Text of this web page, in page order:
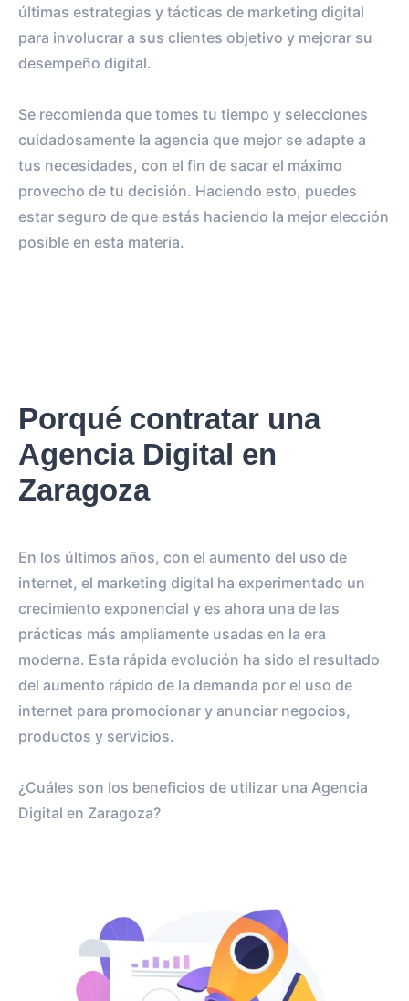
últimas estrategias y tácticas de marketing digital
para involucrar a sus clientes objetivo y mejorar su
desempeño digital.
Se recomienda que tomes tu tiempo y selecciones
cuidadosamente la agencia que mejor se adapte a
tus necesidades, con el fin de sacar el máximo
provecho de tu decisión. Haciendo esto, puedes
estar seguro de que estás haciendo la mejor elección
posible en esta materia.
Porqué contratar una
Agencia Digital en
Zaragoza
En los últimos años, con el aumento del uso de
internet, el marketing digital ha experimentado un
crecimiento exponencial y es ahora una de las
prácticas más ampliamente usadas en la era
moderna. Esta rápida evolución ha sido el resultado
del aumento rápido de la demanda por el uso de
internet para promocionar y anunciar negocios,
productos y servicios.
¿Cuáles son los beneficios de utilizar una Agencia
Digital en Zaragoza?